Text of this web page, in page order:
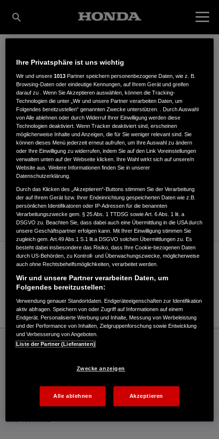
H. HECKELE GMBH &
CO. KG
Leidringer Straße 30/1,78736,Epfendorf
ANFAHRTSBESCHREIBUNG ANFORDERN
WEBSITE
Verkauf / Kundendienst
07404/9200980
E-Mail
Honda
Industrie
h. heckele GmbH & Co. KG - Industrie – Honda - HONDA Deutschland Offizielle
Mehr von Honda
Ihre Privatsphäre ist uns wichtig
Wir und unsere1013 Partner speichern personenbezogene Daten, wie z. B.
Browsing-Daten oder eindeutige Kennungen, auf Ihrem Gerät und greifen
darauf zu . Wenn Sie Akzeptieren auswählen, können die Tracking-
Technologien die unter „Wir und unsere Partner verarbeiten Daten, um
Folgendes bereitzustellen“ genannten Zwecke unterstützen. . Durch Auswahl
von Alle ablehnen oder durch Widerruf Ihrer Einwilligung werden diese
Technologien deaktiviert. Wenn Tracker deaktiviert sind, erscheinen
möglicherweise Inhalte und Anzeigen, die für Sie weniger relevant sind. Sie
können dieses Menü jederzeit erneut aufrufen, um Ihre Auswahl zu ändern
oder Ihre Einwilligung zu widerrufen, indem Sie auf den Link Voreinstellungen
verwalten unten auf der Webseite klicken. Ihre Wahl wirkt sich auf unsere/n
Website aus. Weitere Informationen finden Sie in unserer
Datenschutzerklärung.
Durch das Klicken des „Akzeptieren“-Buttons stimmen Sie der Verarbeitung
der auf Ihrem Gerät bzw. Ihrer Endeinrichtung gespeicherten Daten wie z.B.
persönlichen Identifikatoren oder IP-Adressen für die benannten
Verarbeitungszwecke gem. § 25 Abs. 1 TTDSG sowie Art. 6 Abs. 1 lit. a
DSGVO zu. Beachten Sie, dass dabei auch eine Übermittlung in die USA durch
unsere Geschäftspartner erfolgen kann. Mit Ihrer Einwilligung stimmen Sie
zugleich gem. Art.49 Abs.1 S.1 lit.a DSGVO solchen Übermittlungen zu. Es
besteht dabei insbesondere das Risiko, dass Ihre Cookie-bezogenen Daten
durch US-Behörden, zu Kontroll- und Überwachungszwecke, möglicherweise
auch ohne Rechtsbehelfsmöglichkeiten, verarbeitet werden.
Wir und unsere Partner verarbeiten Daten, um
Folgendes bereitzustellen:
Verwendung genauer Standortdaten. Endgeräteeigenschaften zur Identifikation
aktiv abfragen. Speichern von oder Zugriff auf Informationen auf einem
Endgerät. Personalisierte Werbung und Inhalte, Messung von Werbeleistung
und der Performance von Inhalten, Zielgruppenforschung sowie Entwicklung
und Verbesserung von Angeboten.
Liste der Partner (Lieferanten)
Zwecke anzeigen
Alle ablehnen Akzeptieren